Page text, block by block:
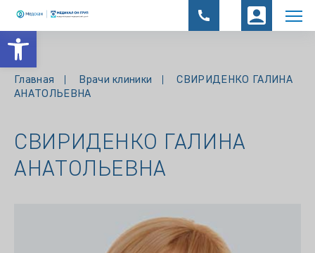
Открыть панель инструментов
Главная Врачи клиники
СВИРИДЕНКО ГАЛИНА
АНАТОЛЬЕВНА
СВИРИДЕНКО ГАЛИНА
АНАТОЛЬЕВНА